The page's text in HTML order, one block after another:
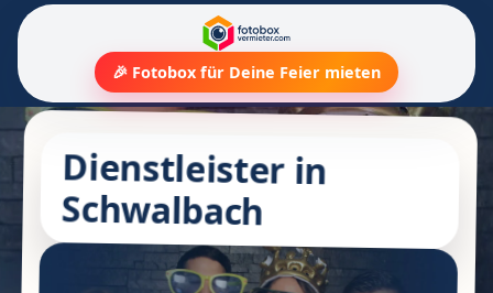
🎉 Fotobox für Deine Feier mieten
Dienstleister in
Schwalbach